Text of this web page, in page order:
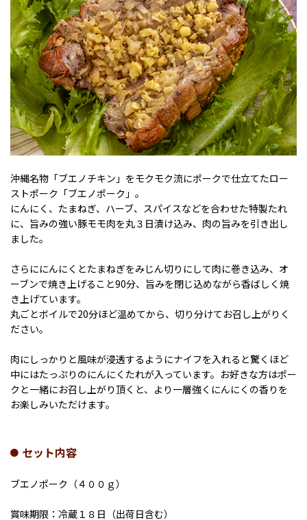
沖縄名物「ブエノチキン」をモクモク流にポークで仕立てたロー
ストポーク「ブエノポーク」。
にんにく、たまねぎ、ハーブ、スパイスなどを合わせた特製たれ
に、旨みの強い豚モモ肉を丸３日漬け込み、肉の旨みを引き出し
ました。
さらににんにくとたまねぎをみじん切りにして肉に巻き込み、オ
ーブンで焼き上げること90分、旨みを閉じ込めながら香ばしく焼
き上げています。
丸ごとボイルで20分ほど温めてから、切り分けてお召し上がりく
ださい。
肉にしっかりと風味が浸透するようにナイフを入れると驚くほど
中にはたっぷりのにんにくたれが入っています。お好きな方はポー
クと一緒にお召し上がり頂くと、より一層強くにんにくの香りを
お楽しみいただけます。
セット内容
ブエノポーク（４００ｇ）
賞味期限：冷蔵１８日（出荷日含む）